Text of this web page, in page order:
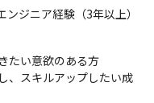
ジニア経験（3年以上）
たい意欲のある方
、スキルアップしたい成